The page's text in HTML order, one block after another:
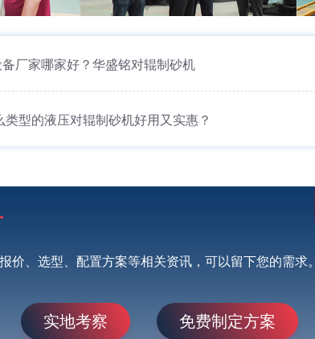
厂家哪家好？华盛铭对辊制砂机
类型的液压对辊制砂机好用又实惠？
价、选型、配置方案等相关资讯，可以留下您的需求。
实地考察 免费制定方案